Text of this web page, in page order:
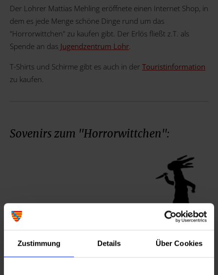
Zustimmung Details Über Cookies
Der Lohrer Mattias Mehling eröffnete einen Internet Shop, in
dem es jede Menge schöne Dinge rund um das
"Horrorwittchen" zu kaufen gibt. Der Erlös fließt z.T. als
Spende an das Jugendzentrum Lohr.
T-Shirts und Schirme gibt es auch in der Touristinformation
zu kaufen.
Sovenirs zum "Horrorwittchen":
Zum Shop